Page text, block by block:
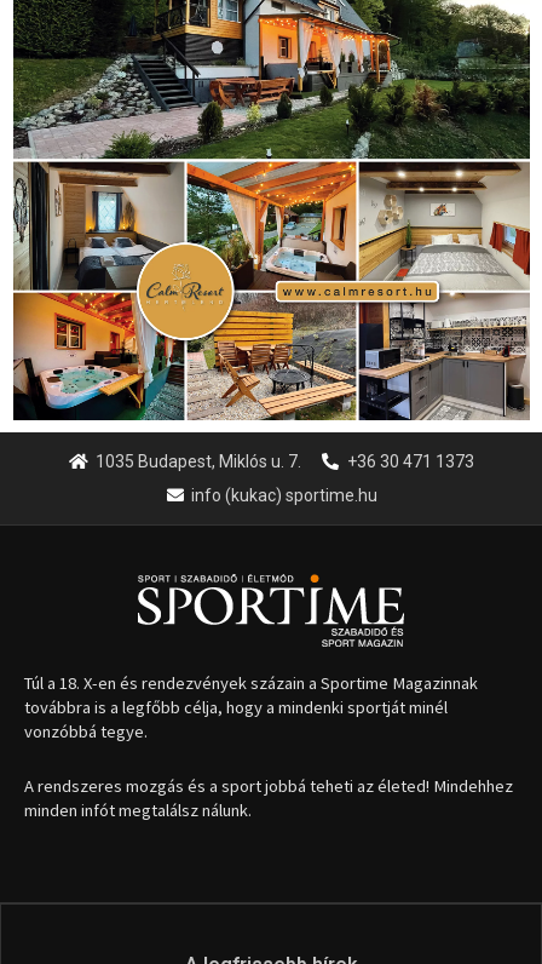
1035 Budapest, Miklós u. 7.
+36 30 471 1373
info (kukac) sportime.hu
Túl a 18. X-en és rendezvények százain a Sportime Magazinnak
továbbra is a legfőbb célja, hogy a mindenki sportját minél
vonzóbbá tegye.
A rendszeres mozgás és a sport jobbá teheti az életed! Mindehhez
minden infót megtalálsz nálunk.